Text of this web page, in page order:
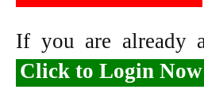
If you are already
Click to Login Now